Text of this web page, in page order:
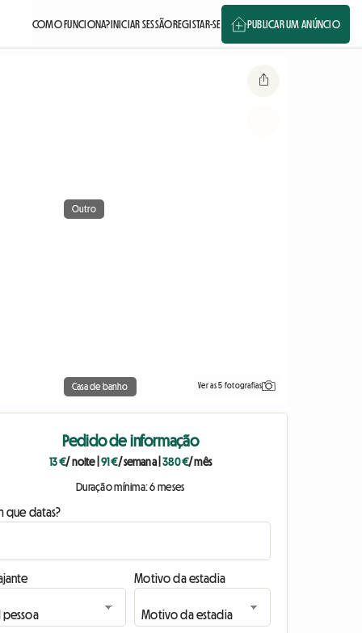
COMO FUNCIONA?INICIAR SESSÃOREGISTAR-SE PUBLICAR UM ANÚNCIO
Outro
Casa de banho Ver as 5 fotografias
Pedido de informação
13 €/ noite| 91 €/ semana|380 €/ mês
Duração mínima: 6 meses
que datas?
Motivo da estadia